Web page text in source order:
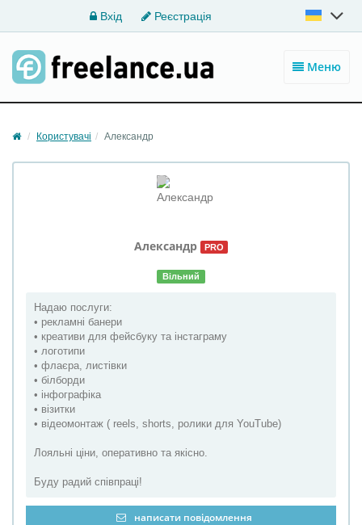
Вхід Реєстрація
Меню
Користувачі Александр
Александр PRO
Вільний
Надаю послуги:
• рекламні банери
• креативи для фейсбуку та інстаграму
• логотипи
• флаєра, листівки
• білборди
• інфографіка
• візитки
• відеомонтаж ( reels, shorts, ролики для YouTube)
Лояльні ціни, оперативно та якісно.
Буду радий співпраці!
написати повідомлення